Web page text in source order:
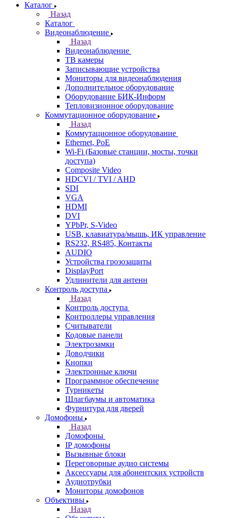
Каталог
Назад
Каталог
Видеонаблюдение
Назад
Видеонаблюдение
ТВ камеры
Записывающие устройства
Мониторы для видеонаблюдения
Дополнительное оборудование
Оборудование БИК-Информ
Тепловизионное оборудование
Коммутационное оборудование
Назад
Коммутационное оборудование
Ethernet, PoE
Wi-Fi (Базовые станции, мосты, точки
доступа)
Composite Video
HDCVI / TVI / AHD
SDI
VGA
HDMI
DVI
YPbPr, S-Video
USB, клавиатура/мышь, ИК управление
RS232, RS485, Контакты
AUDIO
Устройства грозозащиты
DisplayPort
Удлинители для антенн
Контроль доступа
Назад
Контроль доступа
Контроллеры управления
Считыватели
Кодовые панели
Электрозамки
Доводчики
Кнопки
Электронные ключи
Программное обеспечение
Турникеты
Шлагбаумы и автоматика
Фурнитура для дверей
Домофоны
Назад
Домофоны
IP домофоны
Вызывные блоки
Переговорные аудио системы
Аксессуары для абонентских устройств
Аудиотрубки
Мониторы домофонов
Объективы
Назад